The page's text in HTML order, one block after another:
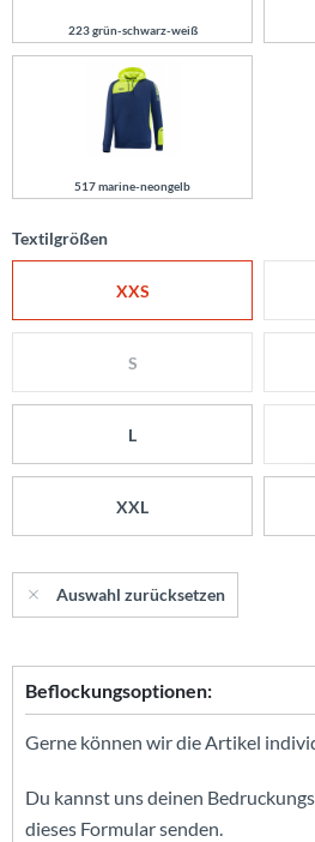
223 grün-schwarz-weiß
517 marine-neongelb
Textilgrößen
XXS
S
L
XXL
Auswahl zurücksetzen
Beflockungsoptionen:
Gerne können wir die Artikel
Du kannst uns deinen
dieses Formular senden.